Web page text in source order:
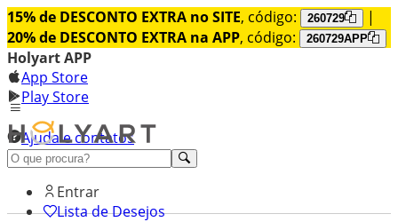
15% de DESCONTO EXTRA no SITE, código: 260729
|
20% de DESCONTO EXTRA na APP, código: 260729APP
Holyart APP
App Store
Play Store
Ajuda e contatos
Conheça premium
Entrar
Lista de Desejos